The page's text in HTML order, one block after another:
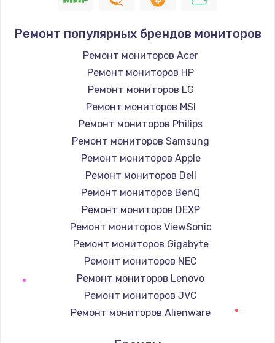
Замена клавиатуры
1190 руб.
Заказать
Замена корпуса
890 руб.
Заказать
Замена тачпада
1330 руб.
Заказать
Замена контроллера питания
1490 руб.
Заказать
Замена южного моста
Ремонт популярных брендов мониторов
Ремонт мониторов Acer
Ремонт мониторов HP
Ремонт мониторов LG
Ремонт мониторов MSI
Ремонт мониторов Philips
Ремонт мониторов Samsung
Ремонт мониторов Apple
Ремонт мониторов Dell
Ремонт мониторов BenQ
Ремонт мониторов DEXP
Ремонт мониторов ViewSonic
Ремонт мониторов Gigabyte
Ремонт мониторов NEC
Ремонт мониторов Lenovo
Ремонт мониторов JVC
Ремонт мониторов Alienware